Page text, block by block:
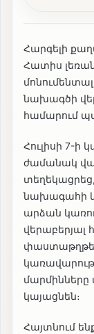
Հարգելի
Հատիս
նախագծի
համարում
Հուլիսի 7-ի
ժամանակ
նախագահի
արձան
մարմինները
կայացնեն։
Հայտնում